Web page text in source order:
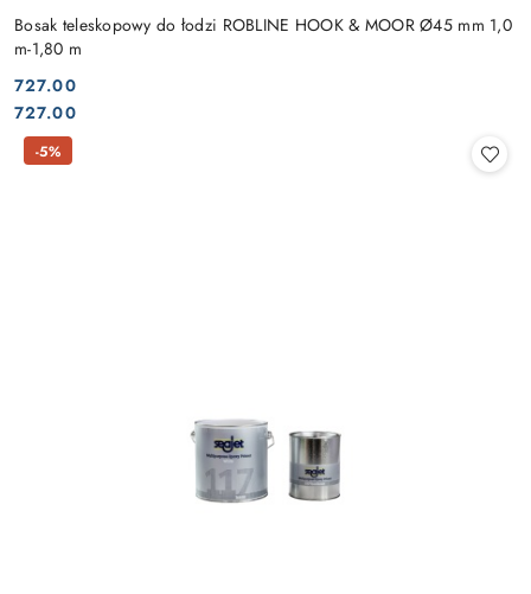
Bosak teleskopowy do łodzi ROBLINE HOOK & MOOR Ø45 mm 1,0
m-1,80 m
Cena:
727.00
Cena:
727.00
-5%